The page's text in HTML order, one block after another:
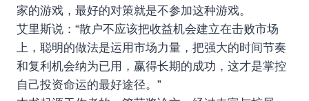
家的游戏，最好的对策就是不参加这种游戏。
艾里斯说：“散户不应该把收益机会建立在击败市场
上，聪明的做法是运用市场力量，把强大的时间节奏
和复利机会纳为已用，赢得长期的成功，这才是掌控
自己投资命运的最好途径。”